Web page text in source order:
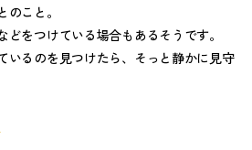
こと。
どをつけている場合もあるそうです。
いるのを見つけたら、そっと静かに見守